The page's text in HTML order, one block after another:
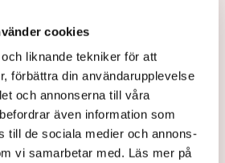
cookies
liknande tekniker för att
förbättra din användarupplevelse
och annonserna till våra
även information som
till de sociala medier och annons-
vi samarbetar med. Läs mer på
byggsamtalen: